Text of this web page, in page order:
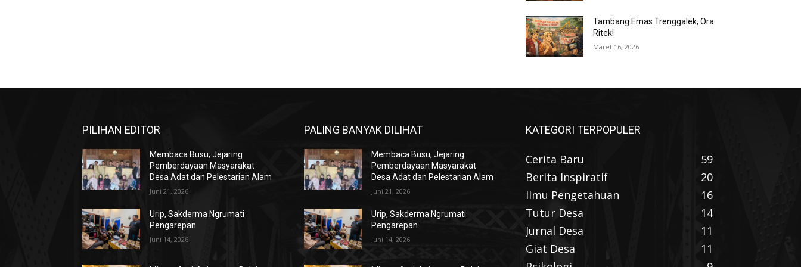
Tambang Emas Trenggalek, Ora
Ritek!
Maret 16, 2026
PILIHAN EDITOR
Membaca Busu; Jejaring
Pemberdayaan Masyarakat
Desa Adat dan Pelestarian Alam
Juni 21, 2026
Urip, Sakderma Ngrumati
Pengarepan
Juni 14, 2026
PALING BANYAK DILIHAT
Membaca Busu; Jejaring
Pemberdayaan Masyarakat
Desa Adat dan Pelestarian Alam
Juni 21, 2026
Urip, Sakderma Ngrumati
Pengarepan
Juni 14, 2026
KATEGORI TERPOPULER
Cerita Baru
59
Berita Inspiratif
20
Ilmu Pengetahuan
16
Tutur Desa
14
Jurnal Desa
11
Giat Desa
11